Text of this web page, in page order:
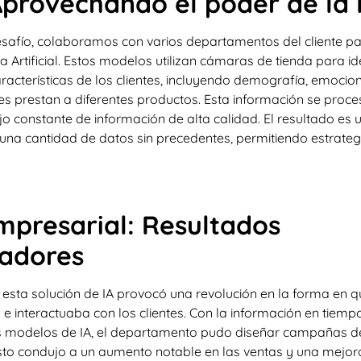
colaboramos con varios departamentos del cliente
Artificial. Estos modelos utilizan cámaras de tienda para
de los clientes, incluyendo demografía,
prestan a diferentes productos. Esta información se
constante de información de alta calidad. El resultado es
cantidad de datos sin precedentes, permitiendo
Resultados
solución de IA provocó una revolución en la forma en
interactuaba con los clientes. Con la información en
de IA, el departamento pudo diseñar campañas
condujo a un aumento notable en las ventas y una